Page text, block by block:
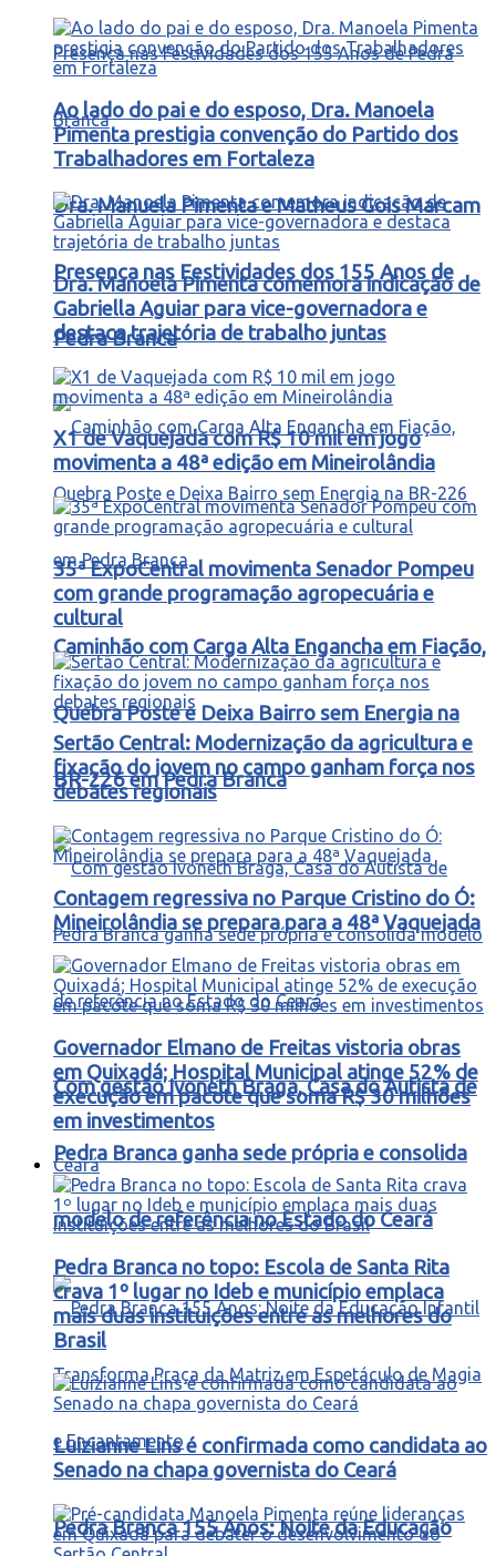
Dra. Manuela Pimenta e Matheus Gois Marcam
Presença nas Festividades dos 155 Anos de
Pedra Branca
Caminhão com Carga Alta Engancha em Fiação,
Quebra Poste e Deixa Bairro sem Energia na
BR-226 em Pedra Branca
Com gestão Ivoneth Braga, Casa do Autista de
Pedra Branca ganha sede própria e consolida
modelo de referência no Estado do Ceará
Pedra Branca 155 Anos: Noite da Educação
Ao lado do pai e do esposo, Dra. Manoela
Pimenta prestigia convenção do Partido dos
Trabalhadores em Fortaleza
Dra. Manoela Pimenta comemora indicação de
Gabriella Aguiar para vice-governadora e
destaca trajetória de trabalho juntas
X1 de Vaquejada com R$ 10 mil em jogo
movimenta a 48ª edição em Mineirolândia
35ª ExpoCentral movimenta Senador Pompeu
com grande programação agropecuária e
cultural
Sertão Central: Modernização da agricultura e
fixação do jovem no campo ganham força nos
debates regionais
Contagem regressiva no Parque Cristino do Ó:
Mineirolândia se prepara para a 48ª Vaquejada
Governador Elmano de Freitas vistoria obras
em Quixadá; Hospital Municipal atinge 52% de
execução em pacote que soma R$ 30 milhões
em investimentos
Ceará
Pedra Branca no topo: Escola de Santa Rita
crava 1º lugar no Ideb e município emplaca
mais duas instituições entre as melhores do
Brasil
Luizianne Lins é confirmada como candidata ao
Senado na chapa governista do Ceará